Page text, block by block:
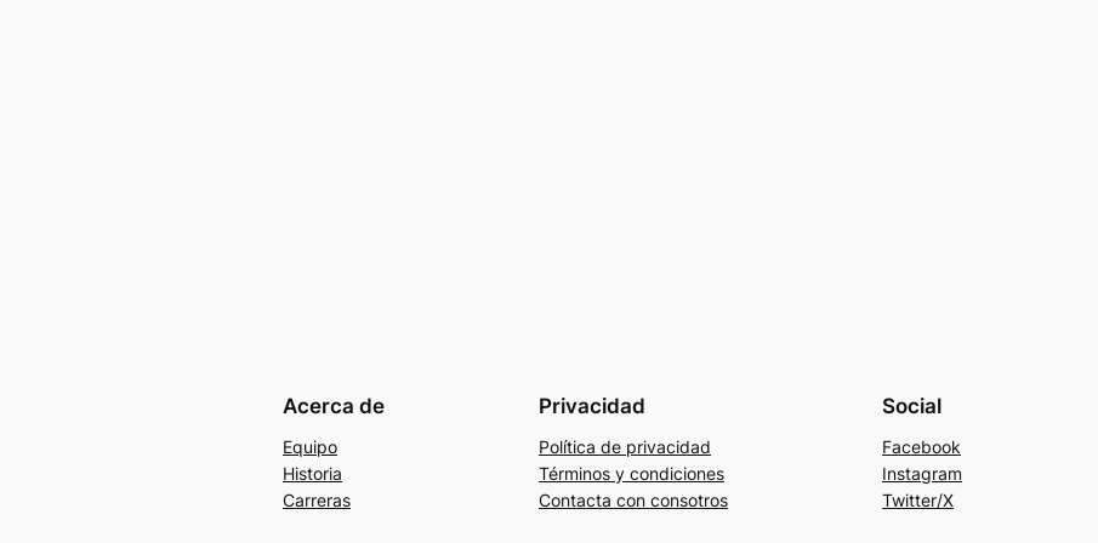
Acerca de
Equipo
Historia
Carreras
Privacidad
Política de privacidad
Términos y condiciones
Contacta con consotros
Social
Facebook
Instagram
Twitter/X